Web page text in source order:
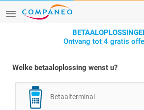
Ontvang tot 4 gratis
Welke betaaloplossing wenst u?
Betaalterminal